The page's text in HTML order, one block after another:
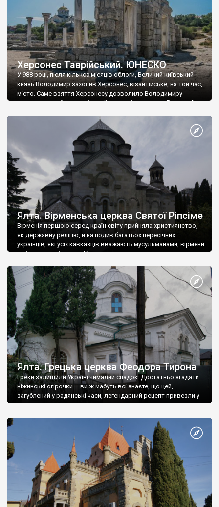
Херсонес Таврійський. ЮНЕСКО
У 988 році, після кількох місяців облоги, Великий київський
князь Володимир захопив Херсонес, візантійське, на той час,
місто. Саме взяття Херсонесу дозволило Володимиру
диктувати свої умови візантійському імператору Василю ІІ, та
Херсонесі Володимир-язичник, став Василем-християнином.
А потім було Хрещення Русі. На честь Херсонесу Таврійського
Ялта. Вірменська церква Святої Ріпсіме
Вірменія першою серед країн світу прийняла християнство,
як державну релігію, й на подив багатьох пересічних
українців, які усіх кавказців вважають мусульманами, вірмени
є відданими вірянами Христа
Ялта. Грецька церква Феодора Тирона
Греки залишили Україні чималий спадок. Достатньо згадати
ніжинські огірочки – ви ж мабуть всі знаєте, що цей,
загублений у радянські часи, легендарний рецепт привезли у
Ніжин греки?